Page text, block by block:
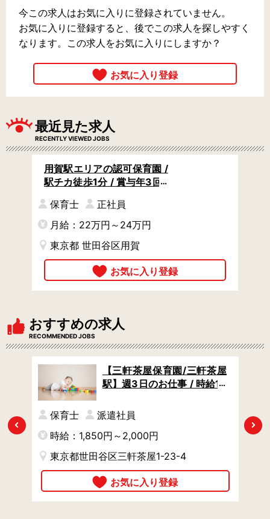
今この求人はお気に入りに登録されていません。
お気に入りに登録すると、後でこの求人を探しやすく
なります。この求人をお気に入りにしますか？
最近見た求人
RECENTLY VIEWED JOBS
用賀駅エリアの認可保育園 /
駅チカ徒歩1分 / 賞与年3回 /
保育士
正社員
月給：22万円～24万円
東京都 世田谷区用賀
おすすめの求人
RECOMMENDED JOBS
Previous
【三軒茶屋保育園/三軒茶屋
駅】週3日のお仕事 / 時給18
/ 曜日の希望があればご相談
保育士
派遣社員
時給：1,850円～2,000円
東京都世田谷区三軒茶屋1-23-4
Next